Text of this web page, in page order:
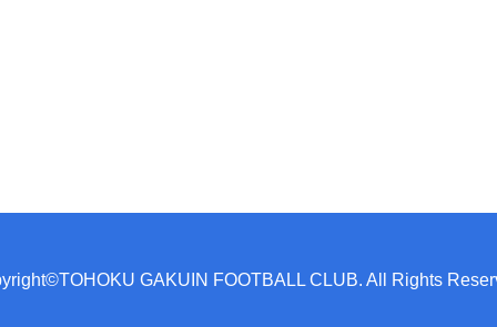
GAKUIN FOOTBALL CLUB. All Rights